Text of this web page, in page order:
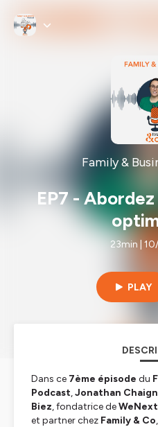
Family &
EP7 -
23min |
PLAY
Dans ce 7ème épisode du
Podcast,Jonathan
Biez, fondatrice de
et partner chez Family & Co